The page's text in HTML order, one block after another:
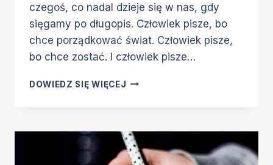
czegoś, co nadal dzieje się w nas, gdy
sięgamy po długopis. Człowiek pisze, bo
chce porządkować świat. Człowiek pisze,
bo chce zostać. I człowiek pisze…
DOWIEDZ SIĘ WIĘCEJ OD
PSYCHOGRAFOLOGII.
DLACZEGO
CZŁOWIEK